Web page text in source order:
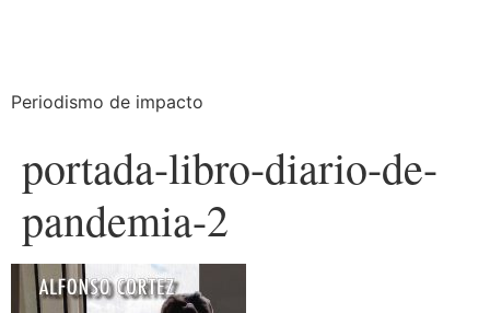
Periodismo de impacto
portada-libro-diario-de-
pandemia-2